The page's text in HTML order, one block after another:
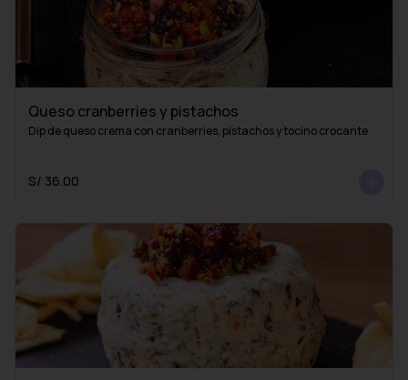
Queso cranberries y pistachos
Dip de queso crema con cranberries, pistachos y tocino crocante
S/ 36.00